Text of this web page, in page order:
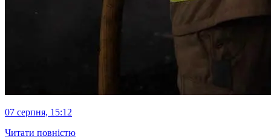
07 серпня, 15:12
Читати повністю